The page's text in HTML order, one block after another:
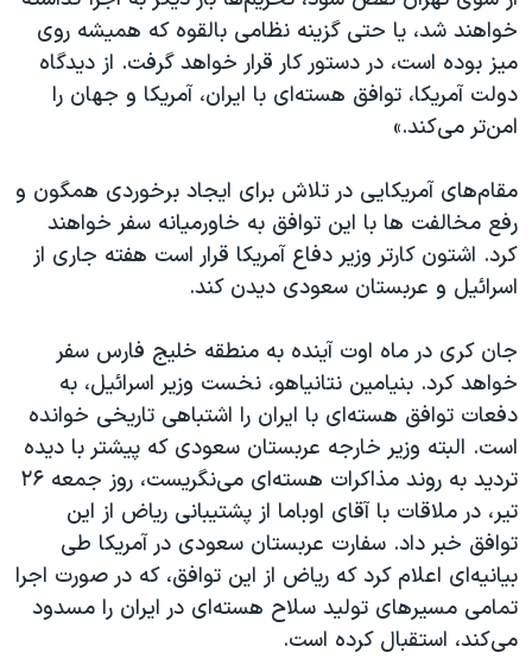
خواهند شد، یا حتی گزینه نظامی بالقوه که همیشه روی
میز بوده است، در دستور کار قرار خواهد گرفت. از دیدگاه
دولت آمریکا، توافق هسته‌ای با ایران، آمریکا و جهان را
امن‌تر می‌کند.»
مقام‌های آمریکایی در تلاش برای ایجاد برخوردی همگون و
رفع مخالفت ها با این توافق به خاورمیانه سفر خواهند
کرد. اشتون کارتر وزیر دفاع آمریکا قرار است هفته جاری از
اسرائیل و عربستان سعودی دیدن کند.
جان کری در ماه اوت آینده به منطقه خلیج فارس سفر
خواهد کرد. بنیامین نتانیاهو، نخست وزیر اسرائیل، به
دفعات توافق هسته‌ای با ایران را اشتباهی تاریخی خوانده
است. البته وزیر خارجه عربستان سعودی که پیشتر با دیده
تردید به روند مذاکرات هسته‌ای می‌نگریست، روز جمعه ۲۶
تیر، در ملاقات با آقای اوباما از پشتیبانی ریاض از این
توافق خبر داد. سفارت عربستان سعودی در آمریکا طی
بیانیه‌ای اعلام کرد که ریاض از این توافق، که در صورت اجرا
تمامی مسیرهای تولید سلاح هسته‌ای در ایران را مسدود
می‌کند، استقبال کرده است.